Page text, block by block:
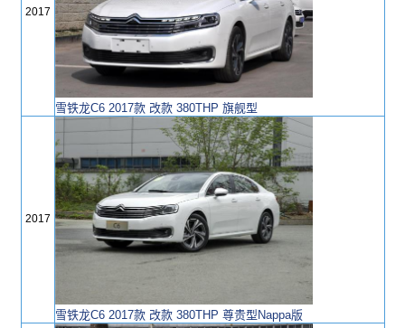
2017
雪铁龙C6 2017款 改款 380THP 旗舰型
2017
雪铁龙C6 2017款 改款 380THP 尊贵型Nappa版